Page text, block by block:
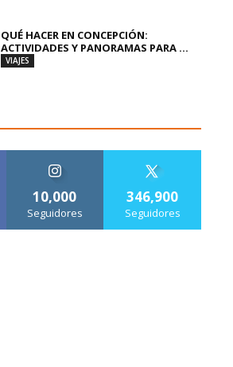
QUÉ HACER EN CONCEPCIÓN:
ACTIVIDADES Y PANORAMAS PARA ...
VIAJES
10,000
Seguidores
346,900
Seguidores